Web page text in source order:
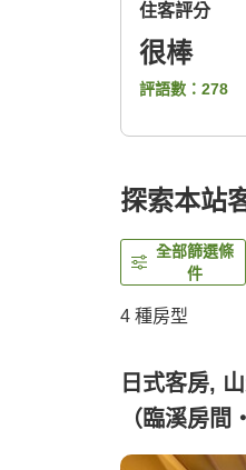
住客評分
很棒
評語數： 278
探索本站
全部篩選條
件
4 種房型
日式客房,
（臨溪房間